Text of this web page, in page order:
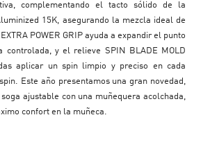
complementando el tacto sólido de la
15K, asegurando la mezcla ideal de
POWER GRIP ayuda a expandir el punto
controlada, y el relieve SPIN BLADE MOLD
aplicar un spin limpio y preciso en cada
Este año presentamos una gran novedad,
ajustable con una muñequera acolchada,
confort en la muñeca.